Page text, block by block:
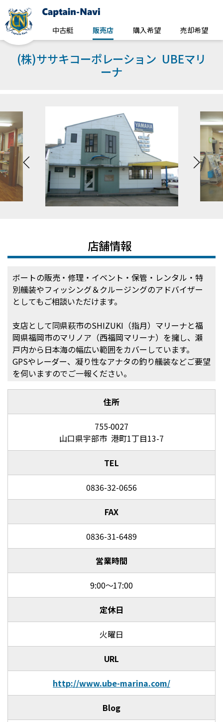
中古艇 販売店 購入希望 売却希望
(株)ササキコーポレーション UBEマリ
ーナ
店舗情報
ボートの販売・修理・イベント・保管・レンタル・特
別艤装やフィッシング＆クルージングのアドバイザー
としてもご相談いただけます。
支店として同県萩市のSHIZUKI（指月）マリーナと福
岡県福岡市のマリノア（西福岡マリーナ）を擁し、瀬
戸内から日本海の幅広い範囲をカバーしています。
GPSやレーダー、凝り性なアナタの釣り艤装などご要望
を伺いますのでご一報ください。
住所
755-0027
山口県宇部市 港町1丁目13-7
TEL
0836-32-0656
FAX
0836-31-6489
営業時間
9:00～17:00
定休日
火曜日
URL
http://www.ube-marina.com/
Blog